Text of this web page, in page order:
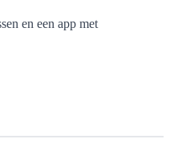
en een app met